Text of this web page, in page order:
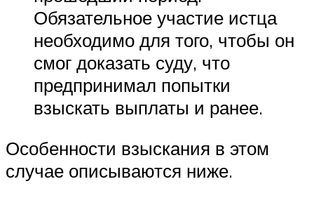
Обязательное участие истца
необходимо для того, чтобы он
смог доказать суду, что
предпринимал попытки
взыскать выплаты и ранее.
Особенности взыскания в этом
случае описываются ниже.